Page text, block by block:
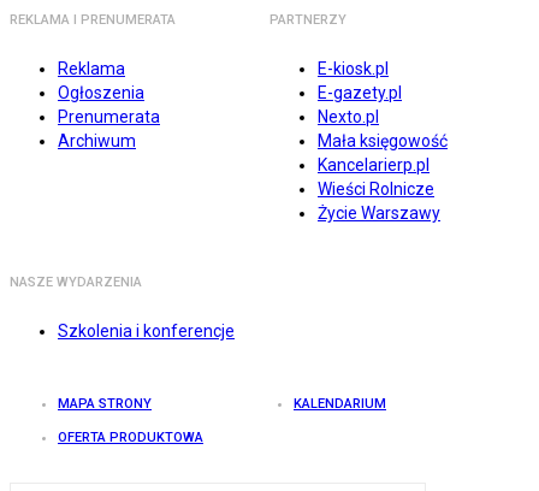
REKLAMA I PRENUMERATA
Reklama
Ogłoszenia
Prenumerata
Archiwum
PARTNERZY
E-kiosk.pl
E-gazety.pl
Nexto.pl
Mała księgowość
Kancelarierp.pl
Wieści Rolnicze
Życie Warszawy
NASZE WYDARZENIA
Szkolenia i konferencje
MAPA STRONY KALENDARIUM
OFERTA PRODUKTOWA